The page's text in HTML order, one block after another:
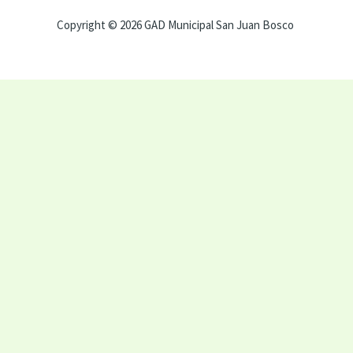
Copyright © 2026 GAD Municipal San Juan Bosco